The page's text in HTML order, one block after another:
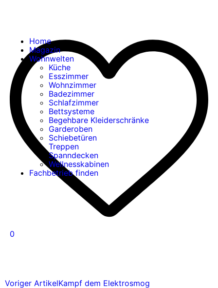
0
Home
Magazin
Wohnwelten
Küche
Esszimmer
Wohnzimmer
Badezimmer
Schlafzimmer
Bettsysteme
Begehbare Kleiderschränke
Garderoben
Schiebetüren
Treppen
Spanndecken
Wellnesskabinen
Fachbetrieb finden
Voriger ArtikelKampf dem Elektrosmog